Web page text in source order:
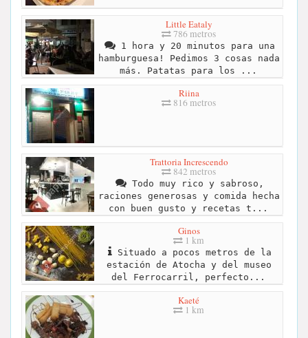
Little Eataly
786 metros
1 hora y 20 minutos para una
hamburguesa! Pedimos 3 cosas nada
más. Patatas para los ...
Riina
816 metros
Trattoria Increscendo
842 metros
Todo muy rico y sabroso,
raciones generosas y comida hecha
con buen gusto y recetas t...
Ginos
1 km
Situado a pocos metros de la
estación de Atocha y del museo
del Ferrocarril, perfecto...
Kaeté
1 km